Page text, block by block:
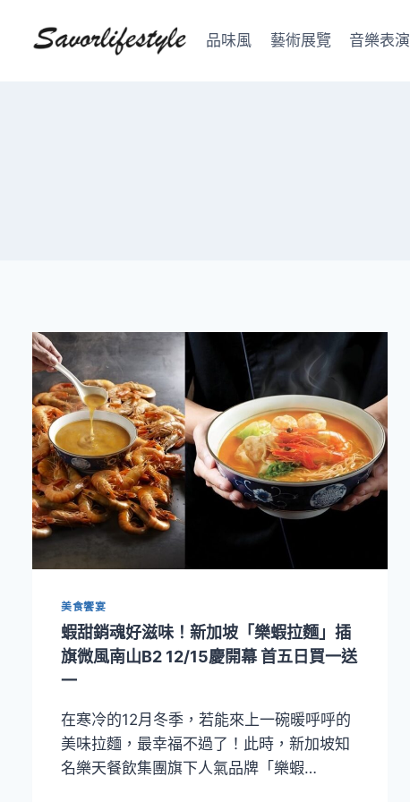
品味風 藝術展覽 音樂表演
美食饗宴
蝦甜銷魂好滋味！新加坡「樂蝦拉麵」插
旗微風南山B2 12/15慶開幕 首五日買一送
一
在寒冷的12月冬季，若能來上一碗暖呼呼的
美味拉麵，最幸福不過了！此時，新加坡知
名樂天餐飲集團旗下人氣品牌「樂蝦…